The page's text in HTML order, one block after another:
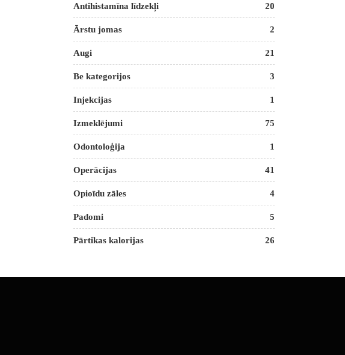
Antihistamīna līdzekļi 20
Ārstu jomas 2
Augi 21
Be kategorijos 3
Injekcijas 1
Izmeklējumi 75
Odontoloģija 1
Operācijas 41
Opioīdu zāles 4
Padomi 5
Pārtikas kalorijas 26